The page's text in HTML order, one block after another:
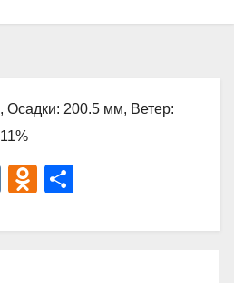
Осадки: 200.5 мм, Ветер:
V
O
n
р